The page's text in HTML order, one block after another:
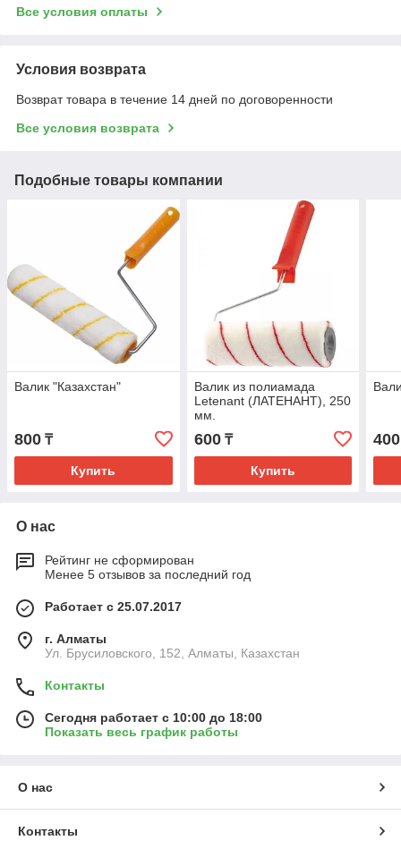
Все условия оплаты
Условия возврата
Возврат товара в течение 14 дней по договоренности
Все условия возврата
Подобные товары компании
Валик "Казахстан"
800 ₸
Купить
Валик из полиамада
Letenant (ЛАТЕНАНТ), 250
мм.
600₸
Купить
400
О нас
Рейтинг не сформирован
Менее 5 отзывов за последний год
Работает с 25.07.2017
г. Алматы
Ул. Брусиловского, 152, Алматы, Казахстан
Контакты
Сегодня работает с 10:00 до 18:00
Показать весь график работы
О нас
Контакты